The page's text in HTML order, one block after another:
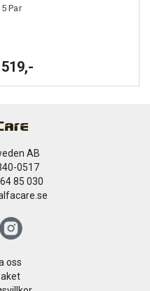
5 Par
519,-
AB
0517
85 030
oss